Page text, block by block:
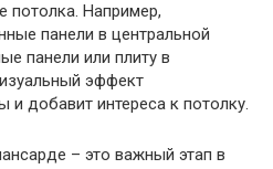
потолка. Например,
панели в центральной
панели или плиту в
эффект
и добавит интереса к потолку.
– это важный этап в